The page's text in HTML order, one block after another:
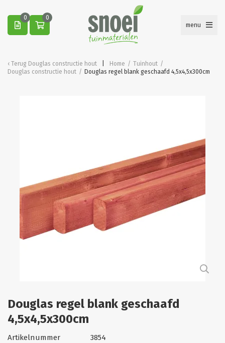
0
0
menu
Terug Douglas constructie hout Home / Tuinhout /
Douglas constructie hout / Douglas regel blank geschaafd 4,5x4,5x300cm
Douglas regel blank geschaafd
4,5x4,5x300cm
Artikelnummer
3854